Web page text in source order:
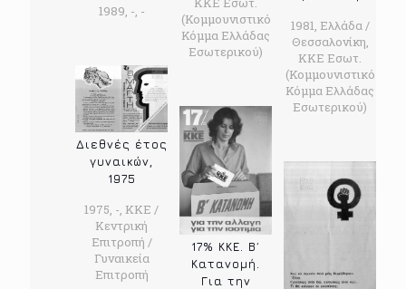
1989, -, -
Διεθνές έτος
γυναικών,
1975
1975, -, ΚΚΕ /
Κεντρική
Επιτροπή /
Γυναικεία
Επιτροπή
(Κομμουνιστικό
Κόμμα Ελλάδας
Εσωτερικού)
17% ΚΚΕ. Β΄
Κατανομή.
Για την
1981, Ελλάδα /
Θεσσαλονίκη,
ΚΚΕ Εσωτ.
(Κομμουνιστικό
Κόμμα Ελλάδας
Εσωτερικού)